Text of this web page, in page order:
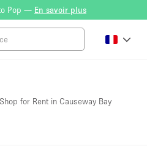
Pop — En savoir plus
for Rent in Causeway Bay